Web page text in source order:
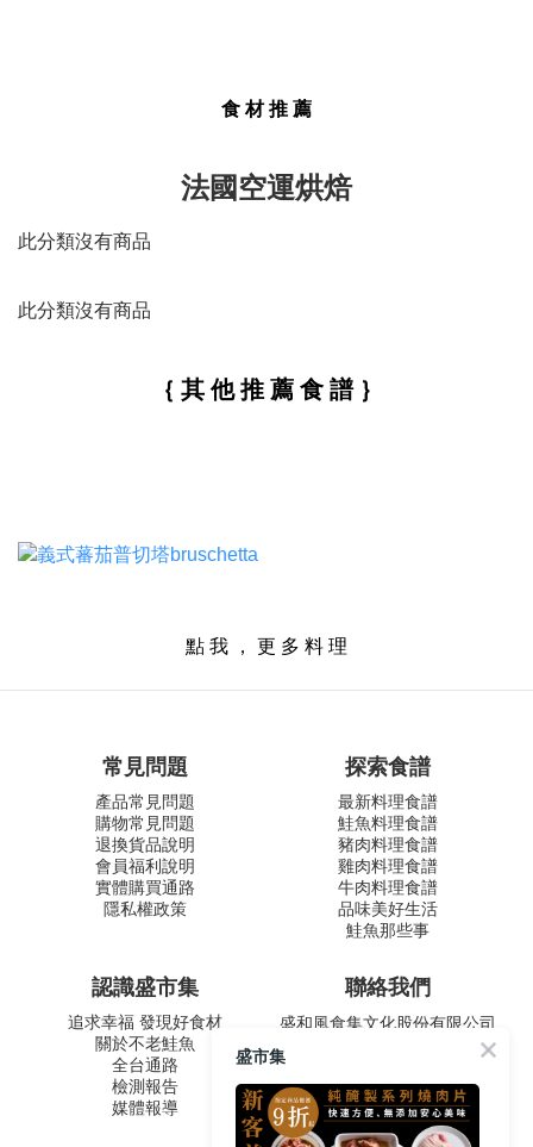
食 材 推 薦
法國空運烘焙
此分類沒有商品
此分類沒有商品
｛ 其 他 推 薦 食 譜 ｝
點 我 ， 更 多 料 理
常見問題
產品常見問題
購物常見問題
退換貨品說明
會員福利說明
實體購買通路
隱私權政策
探索食譜
最新料理食譜
鮭魚料理食譜
豬肉料理食譜
雞肉料理食譜
牛肉料理食譜
品味美好生活
鮭魚那些事
認識盛市集
追求幸福 發現好食材
關於不老鮭魚
全台通路
檢測報告
媒體報導
聯絡我們
盛和風食集文化股份有限公司
周一至五 9:00-12:30 ∣ 13:30-
17:30
客服專線：02-2795-5800
台北市內湖區南京東路六段
盛市集